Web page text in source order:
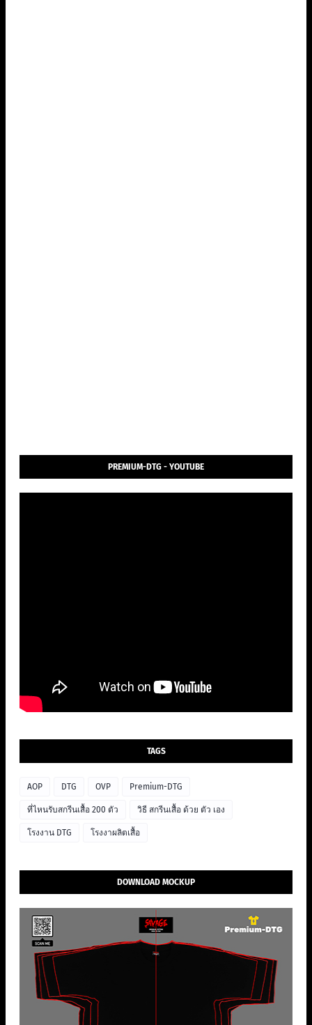
PREMIUM-DTG - YOUTUBE
TAGS
AOP DTG OVP Premium-DTG
ที่ไหนรับสกรีนเสื้อ 200 ตัว วิธี สกรีนเสื้อ ด้วย ตัว เอง
โรงงาน DTG โรงงาผลิตเสื้อ
DOWNLOAD MOCKUP